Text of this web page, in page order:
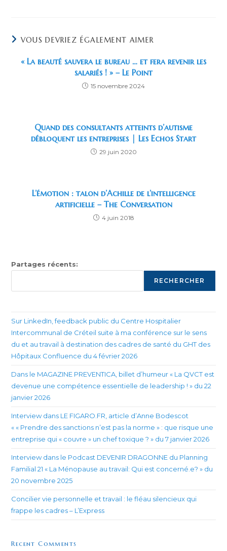
VOUS DEVRIEZ ÉGALEMENT AIMER
« La beauté sauvera le bureau … et fera revenir les
salariés ! » – Le Point
15 novembre 2024
Quand des consultants atteints d’autisme
débloquent les entreprises | Les Echos Start
29 juin 2020
L’émotion : talon d’Achille de l’intelligence
artificielle – The Conversation
4 juin 2018
Partages récents:
RECHERCHER
Sur LinkedIn, feedback public du Centre Hospitalier
Intercommunal de Créteil suite à ma conférence sur le sens
du et au travail à destination des cadres de santé du GHT des
Hôpitaux Confluence du 4 février 2026
Dans le MAGAZINE PREVENTICA, billet d’humeur « La QVCT est
devenue une compétence essentielle de leadership ! » du 22
janvier 2026
Interview dans LE FIGARO.FR, article d’Anne Bodescot
« « Prendre des sanctions n’est pas la norme » : que risque une
entreprise qui « couvre » un chef toxique ? » du 7 janvier 2026
Interview dans le Podcast DEVENIR DRAGONNE du Planning
Familial 21 « La Ménopause au travail: Qui est concerné.e? » du
20 novembre 2025
Concilier vie personnelle et travail : le fléau silencieux qui
frappe les cadres – L’Express
Recent Comments